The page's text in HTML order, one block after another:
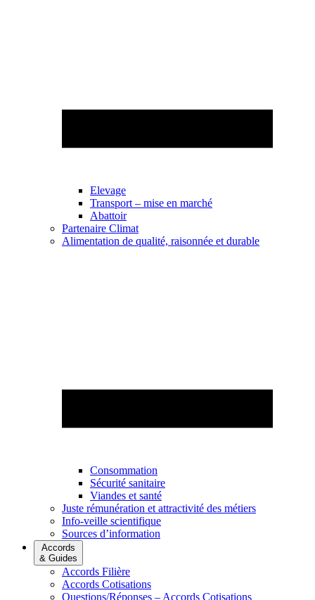
Elevage
Transport – mise en marché
Abattoir
Partenaire Climat
Alimentation de qualité, raisonnée et durable
Consommation
Sécurité sanitaire
Viandes et santé
Juste rémunération et attractivité des métiers
Info-veille scientifique
Sources d’information
Accords
& Guides
Accords Filière
Accords Cotisations
Questions/Réponses – Accords Cotisations